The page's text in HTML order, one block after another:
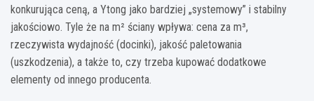
konkurująca ceną, a Ytong jako bardziej „systemowy” i stabilny
jakościowo. Tyle że na m² ściany wpływa: cena za m³,
rzeczywista wydajność (docinki), jakość paletowania
(uszkodzenia), a także to, czy trzeba kupować dodatkowe
elementy od innego producenta.